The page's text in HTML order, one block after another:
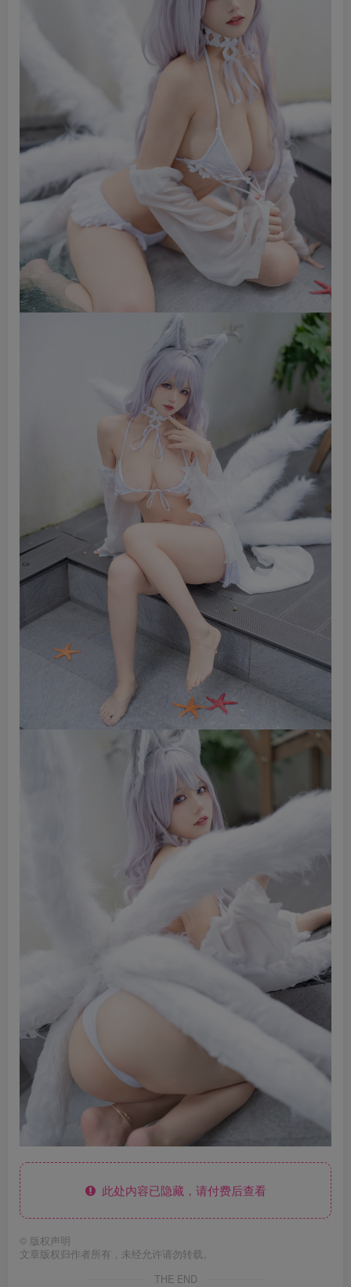
此处内容已隐藏，请付费后查看
© 版权声明
文章版权归作者所有，未经允许请勿转载。
THE END